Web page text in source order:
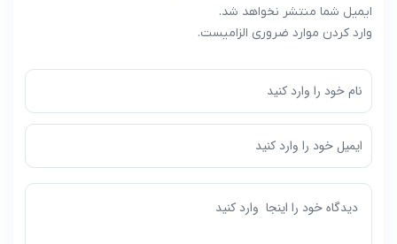
ایمیل شما منتشر نخواهد شد.
وارد کردن موارد ضروری الزامیست.